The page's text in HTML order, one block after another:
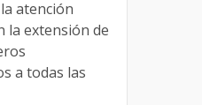
atención
la extensión de
a todas las